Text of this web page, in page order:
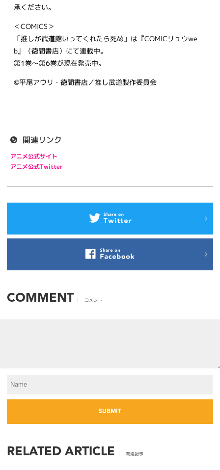
承ください。
＜COMICS＞
「推しが武道館いってくれたら死ぬ」は『COMICリュウwe
b』（徳間書店）にて連載中。
第1巻～第6巻が現在発売中。
©平尾アウリ・徳間書店／推し武道製作委員会
関連リンク
アニメ公式サイト
アニメ公式Twitter
COMMENT コメント
RELATED ARTICLE 関連記事